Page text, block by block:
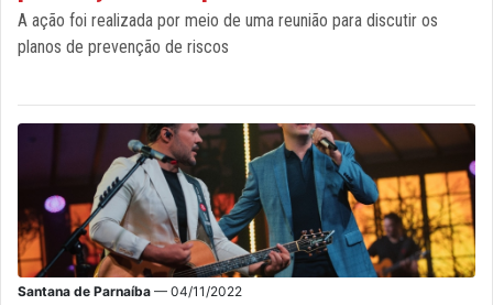
A ação foi realizada por meio de uma reunião para discutir os
planos de prevenção de riscos
Santana de Parnaíba — 04/11/2022